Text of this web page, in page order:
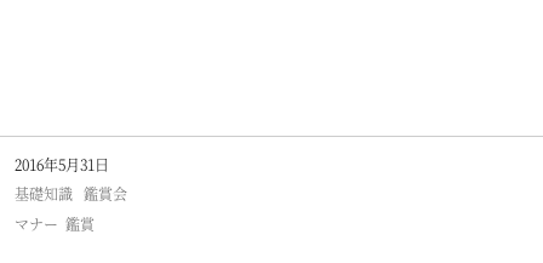
2016年5月31日
基礎知識 鑑賞会
マナー 鑑賞